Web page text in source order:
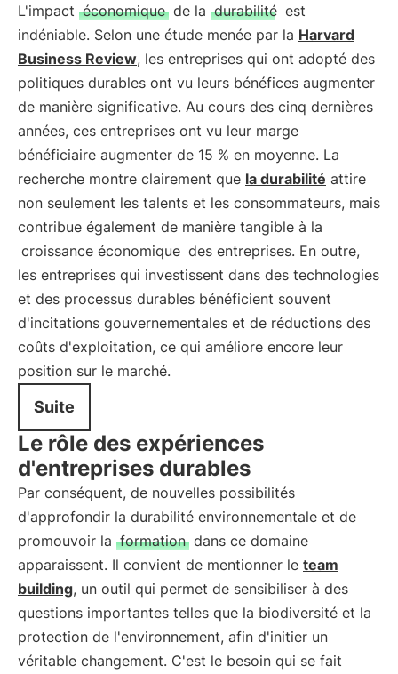
L'impact économique de la durabilité est
indéniable. Selon une étude menée par la Harvard
Business Review, les entreprises qui ont adopté des
politiques durables ont vu leurs bénéfices augmenter
de manière significative. Au cours des cinq dernières
années, ces entreprises ont vu leur marge
bénéficiaire augmenter de 15 % en moyenne. La
recherche montre clairement que la durabilité attire
non seulement les talents et les consommateurs, mais
contribue également de manière tangible à la
croissance économique des entreprises. En outre,
les entreprises qui investissent dans des technologies
et des processus durables bénéficient souvent
d'incitations gouvernementales et de réductions des
coûts d'exploitation, ce qui améliore encore leur
position sur le marché.
Suite
Le rôle des expériences
d'entreprises durables
Par conséquent, de nouvelles possibilités
d'approfondir la durabilité environnementale et de
promouvoir la formation dans ce domaine
apparaissent. Il convient de mentionner le team
building, un outil qui permet de sensibiliser à des
questions importantes telles que la biodiversité et la
protection de l'environnement, afin d'initier un
véritable changement. C'est le besoin qui se fait